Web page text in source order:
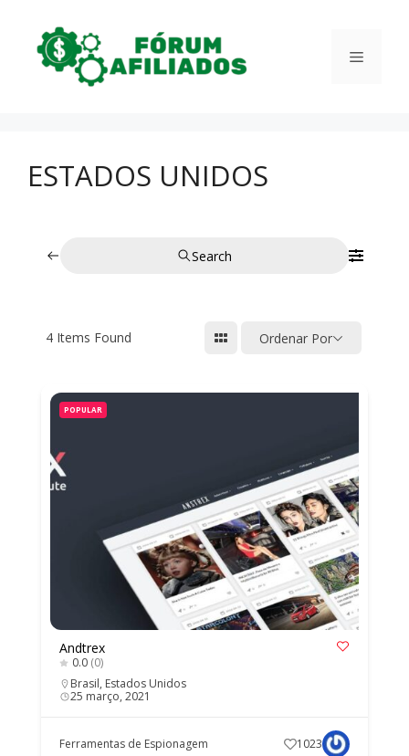
Menu
ESTADOS UNIDOS
Search
4 Items Found Ordenar Por
POPULAR
Andtrex
0.0 (0)
Brasil, Estados Unidos
25 março, 2021
Ferramentas de Espionagem 1023